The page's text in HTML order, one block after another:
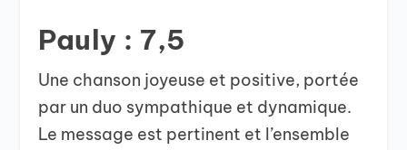
Pauly : 7,5
Une chanson joyeuse et positive, portée
par un duo sympathique et dynamique.
Le message est pertinent et l’ensemble